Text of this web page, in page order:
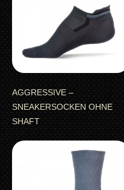
AGGRESSIVE –
SNEAKERSOCKEN OHNE
SHAFT